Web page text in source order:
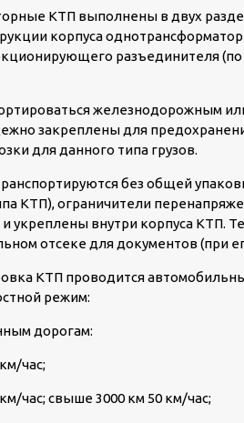
КТП выполнены в двух
корпуса
разъединителя (по
железнодорожным
закреплены для
для данного типа грузов.
без общей
КТП), ограничители
укреплены внутри корпуса КТП.
отсеке для документов (при
КТП проводится
режим:
дорогам:
час;
час; свыше 3000 км 50 км/час;